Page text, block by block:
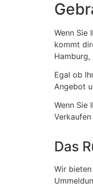
Wenn Sie
kommt
Hamburg,
Egal ob
Angebot
Wenn Sie
Das
Wir